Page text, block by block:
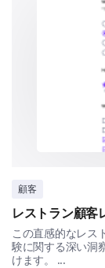
On a scale
customer
Can you
recent
Final
顧客
レストラン顧客
この直感的なレス
験に関する深い洞
けます。 ...